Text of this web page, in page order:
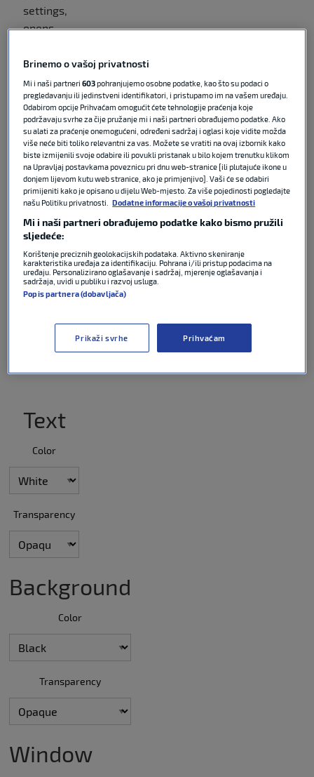
settings,
opens
settings
dialog
subtitles
off,
selected
Audio Track
Picture-in-
Picture
Fullscreen
Beginning of
dialog
window.
Escape will
cancel and
Text
Color
Transparency
Background
Color
Transparency
Window
Brinemo o vašoj privatnosti
Mi i naši partneri603pohranjujemo osobne podatke, kao što su podaci o
pregledavanju ili jedinstveni identifikatori, i pristupamo im na vašem uređaju.
Odabirom opcije Prihvaćam omogućit ćete tehnologije praćenja koje
podržavaju svrhe za čije pružanje mi i naši partneri obrađujemo podatke. Ako
su alati za praćenje onemogućeni, određeni sadržaj i oglasi koje vidite možda
više neće biti toliko relevantni za vas. Možete se vratiti na ovaj izbornik kako
biste izmijenili svoje odabire ili povukli pristanak u bilo kojem trenutku klikom
na Upravljaj postavkama poveznicu pri dnu web-stranice [ili plutajuće ikone u
donjem lijevom kutu web stranice, ako je primjenjivo]. Vaši će se odabiri
primijeniti kako je opisano u dijelu Web-mjesto. Za više pojedinosti pogledajte
našu Politiku privatnosti.
Dodatne informacije o vašoj privatnosti
Mi i naši partneri obrađujemo podatke kako bismo pružili
sljedeće:
Korištenje preciznih geolokacijskih podataka. Aktivno skeniranje
karakteristika uređaja za identifikaciju. Pohrana i/ili pristup podacima na
uređaju. Personalizirano oglašavanje i sadržaj, mjerenje oglašavanja i
sadržaja, uvidi u publiku i razvoj usluga.
Popis partnera (dobavljača)
Prikaži svrhe Prihvaćam